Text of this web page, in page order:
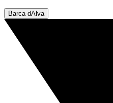
Barca dAlva